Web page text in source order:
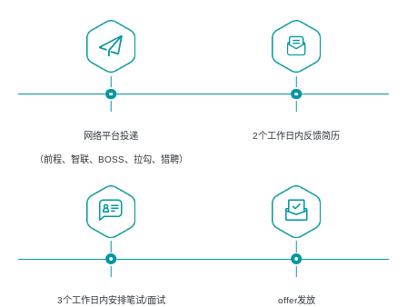
网络平台投递
（前程、智联、BOSS、拉勾、猎聘）
2个工作日内反馈简历
3个工作日内安排笔试/面试 offer发放